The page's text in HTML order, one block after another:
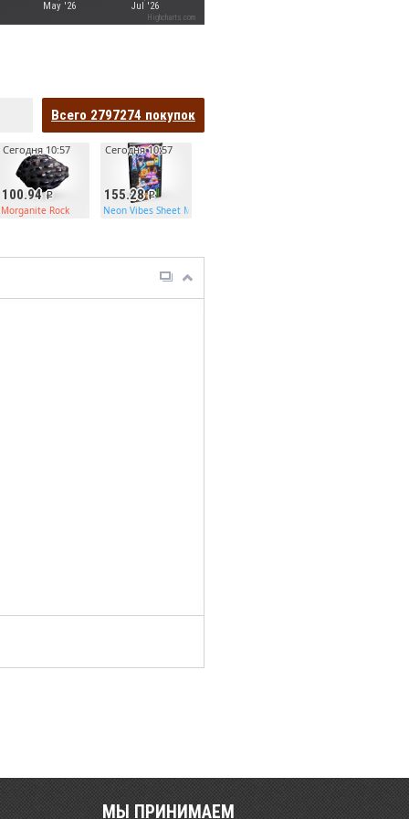
May '26 Jul '26
Highcharts.com
Всего 2797274 покупок
100.94
Сегодня 10:57
Morganite Rock
155.28
Сегодня 10:57
Neon Vibes Sheet Metal Door
МЫ ПРИНИМАЕМ